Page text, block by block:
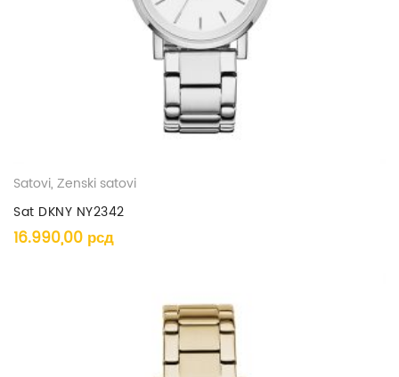
Satovi, Ženski satovi
Sat DKNY NY2342
16.990,00 рсд